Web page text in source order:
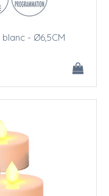
- Ø6,5CM